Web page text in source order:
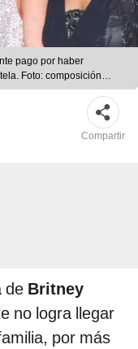
pago por haber
Foto: composición
Compartir
de Britney
no logra llegar
por más